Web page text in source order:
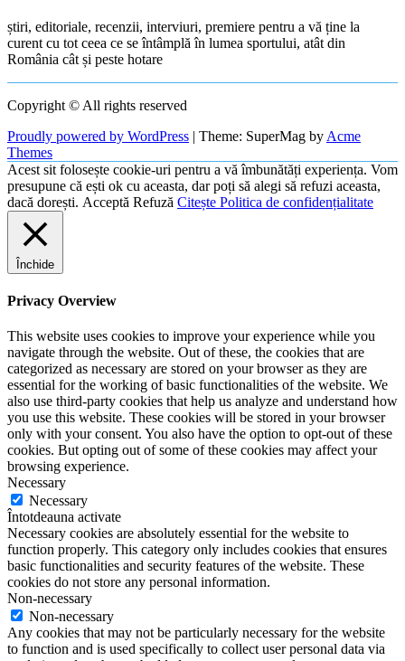
știri, editoriale, recenzii, interviuri, premiere pentru a vă ține la
curent cu tot ceea ce se întâmplă în lumea sportului, atât din
România cât și peste hotare
Copyright © All rights reserved
Proudly powered by WordPress | Theme: SuperMag by Acme
Themes
Acest sit folosește cookie-uri pentru a vă îmbunătăți experiența. Vom
presupune că ești ok cu aceasta, dar poți să alegi să refuzi aceasta,
dacă dorești. Acceptă Refuză Citește Politica de confidențialitate
Închide
Privacy Overview
This website uses cookies to improve your experience while you
navigate through the website. Out of these, the cookies that are
categorized as necessary are stored on your browser as they are
essential for the working of basic functionalities of the website. We
also use third-party cookies that help us analyze and understand how
you use this website. These cookies will be stored in your browser
only with your consent. You also have the option to opt-out of these
cookies. But opting out of some of these cookies may affect your
browsing experience.
Necessary
Necessary
Întotdeauna activate
Necessary cookies are absolutely essential for the website to
function properly. This category only includes cookies that ensures
basic functionalities and security features of the website. These
cookies do not store any personal information.
Non-necessary
Non-necessary
Any cookies that may not be particularly necessary for the website
to function and is used specifically to collect user personal data via